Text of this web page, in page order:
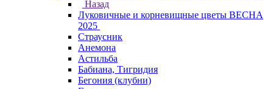
Назад
Луковичные и корневищные цветы ВЕСНА
2025
Страусник
Анемона
Астильба
Бабиана, Тигридия
Бегония (клубни)